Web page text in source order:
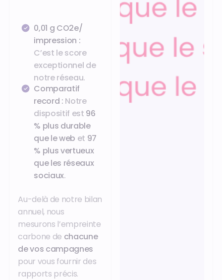
0,01 g CO2e/
impression :
C’est le score
exceptionnel de
notre réseau.
Comparatif
record : Notre
dispositif est 96
% plus durable
que le web et 97
% plus vertueux
que les réseaux
sociaux.
Au-delà de notre bilan
annuel, nous
mesurons l’empreinte
carbone de chacune
de vos campagnes
pour vous fournir des
rapports précis.